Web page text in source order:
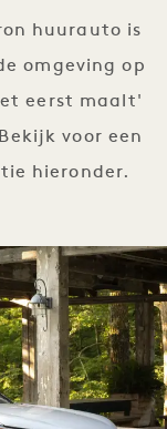
huurauto is
omgeving op
eerst maalt'
voor een
hieronder.